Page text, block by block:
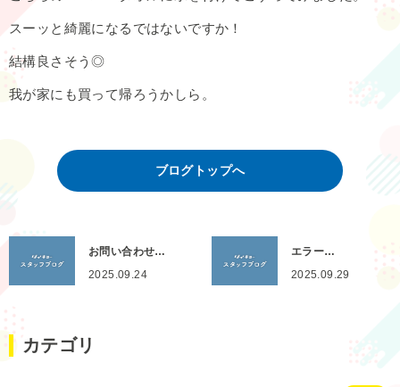
スーッと綺麗になるではないですか！
結構良さそう◎
我が家にも買って帰ろうかしら。
ブログトップへ
お問い合わせ…
2025.09.24
エラー…
2025.09.29
カテゴリ